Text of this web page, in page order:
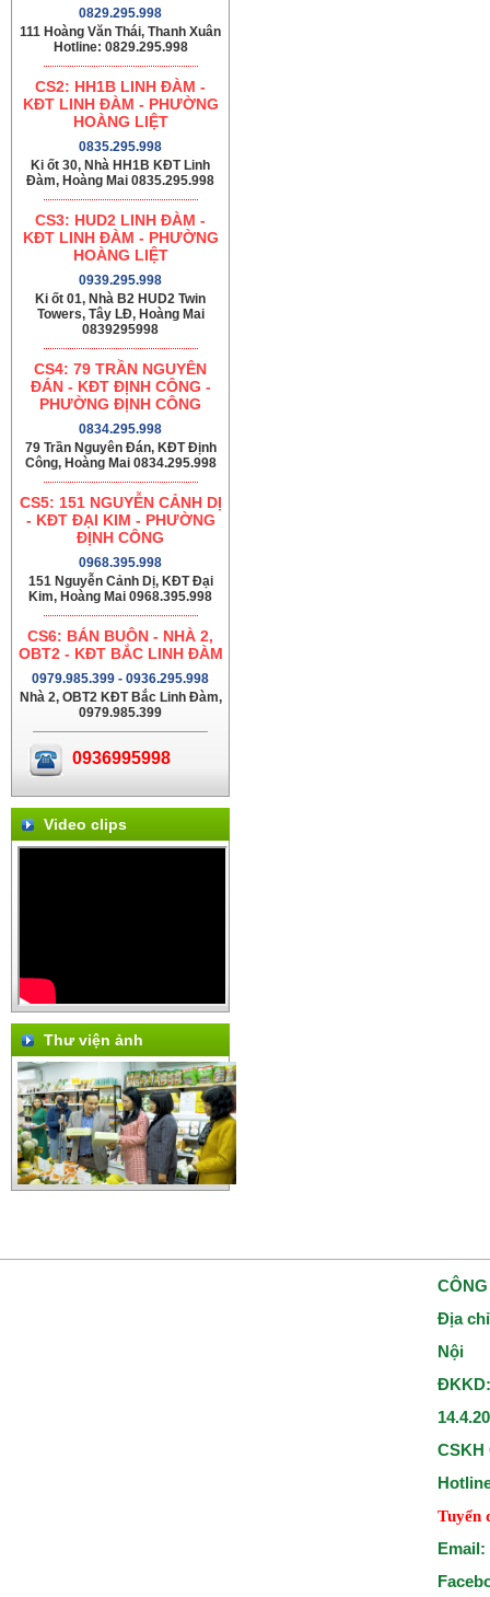
0829.295.998
111 Hoàng Văn Thái, Thanh Xuân
Hotline: 0829.295.998
CS2: HH1B LINH ĐÀM -
KĐT LINH ĐÀM - PHƯỜNG
HOÀNG LIỆT
0835.295.998
Ki ốt 30, Nhà HH1B KĐT Linh
Đàm, Hoàng Mai 0835.295.998
CS3: HUD2 LINH ĐÀM -
KĐT LINH ĐÀM - PHƯỜNG
HOÀNG LIỆT
0939.295.998
Ki ốt 01, Nhà B2 HUD2 Twin
Towers, Tây LĐ, Hoàng Mai
0839295998
CS4: 79 TRẦN NGUYÊN
ĐÁN - KĐT ĐỊNH CÔNG -
PHƯỜNG ĐỊNH CÔNG
0834.295.998
79 Trần Nguyên Đán, KĐT Định
Công, Hoàng Mai 0834.295.998
CS5: 151 NGUYỄN CẢNH DỊ
- KĐT ĐẠI KIM - PHƯỜNG
ĐỊNH CÔNG
0968.395.998
151 Nguyễn Cảnh Dị, KĐT Đại
Kim, Hoàng Mai 0968.395.998
CS6: BÁN BUÔN - NHÀ 2,
OBT2 - KĐT BẮC LINH ĐÀM
0979.985.399 - 0936.295.998
Nhà 2, OBT2 KĐT Bắc Linh Đàm,
0979.985.399
0936995998
Video clips
Thư viện ảnh
Địa
Nội
CSKH
Tuyển
Email: